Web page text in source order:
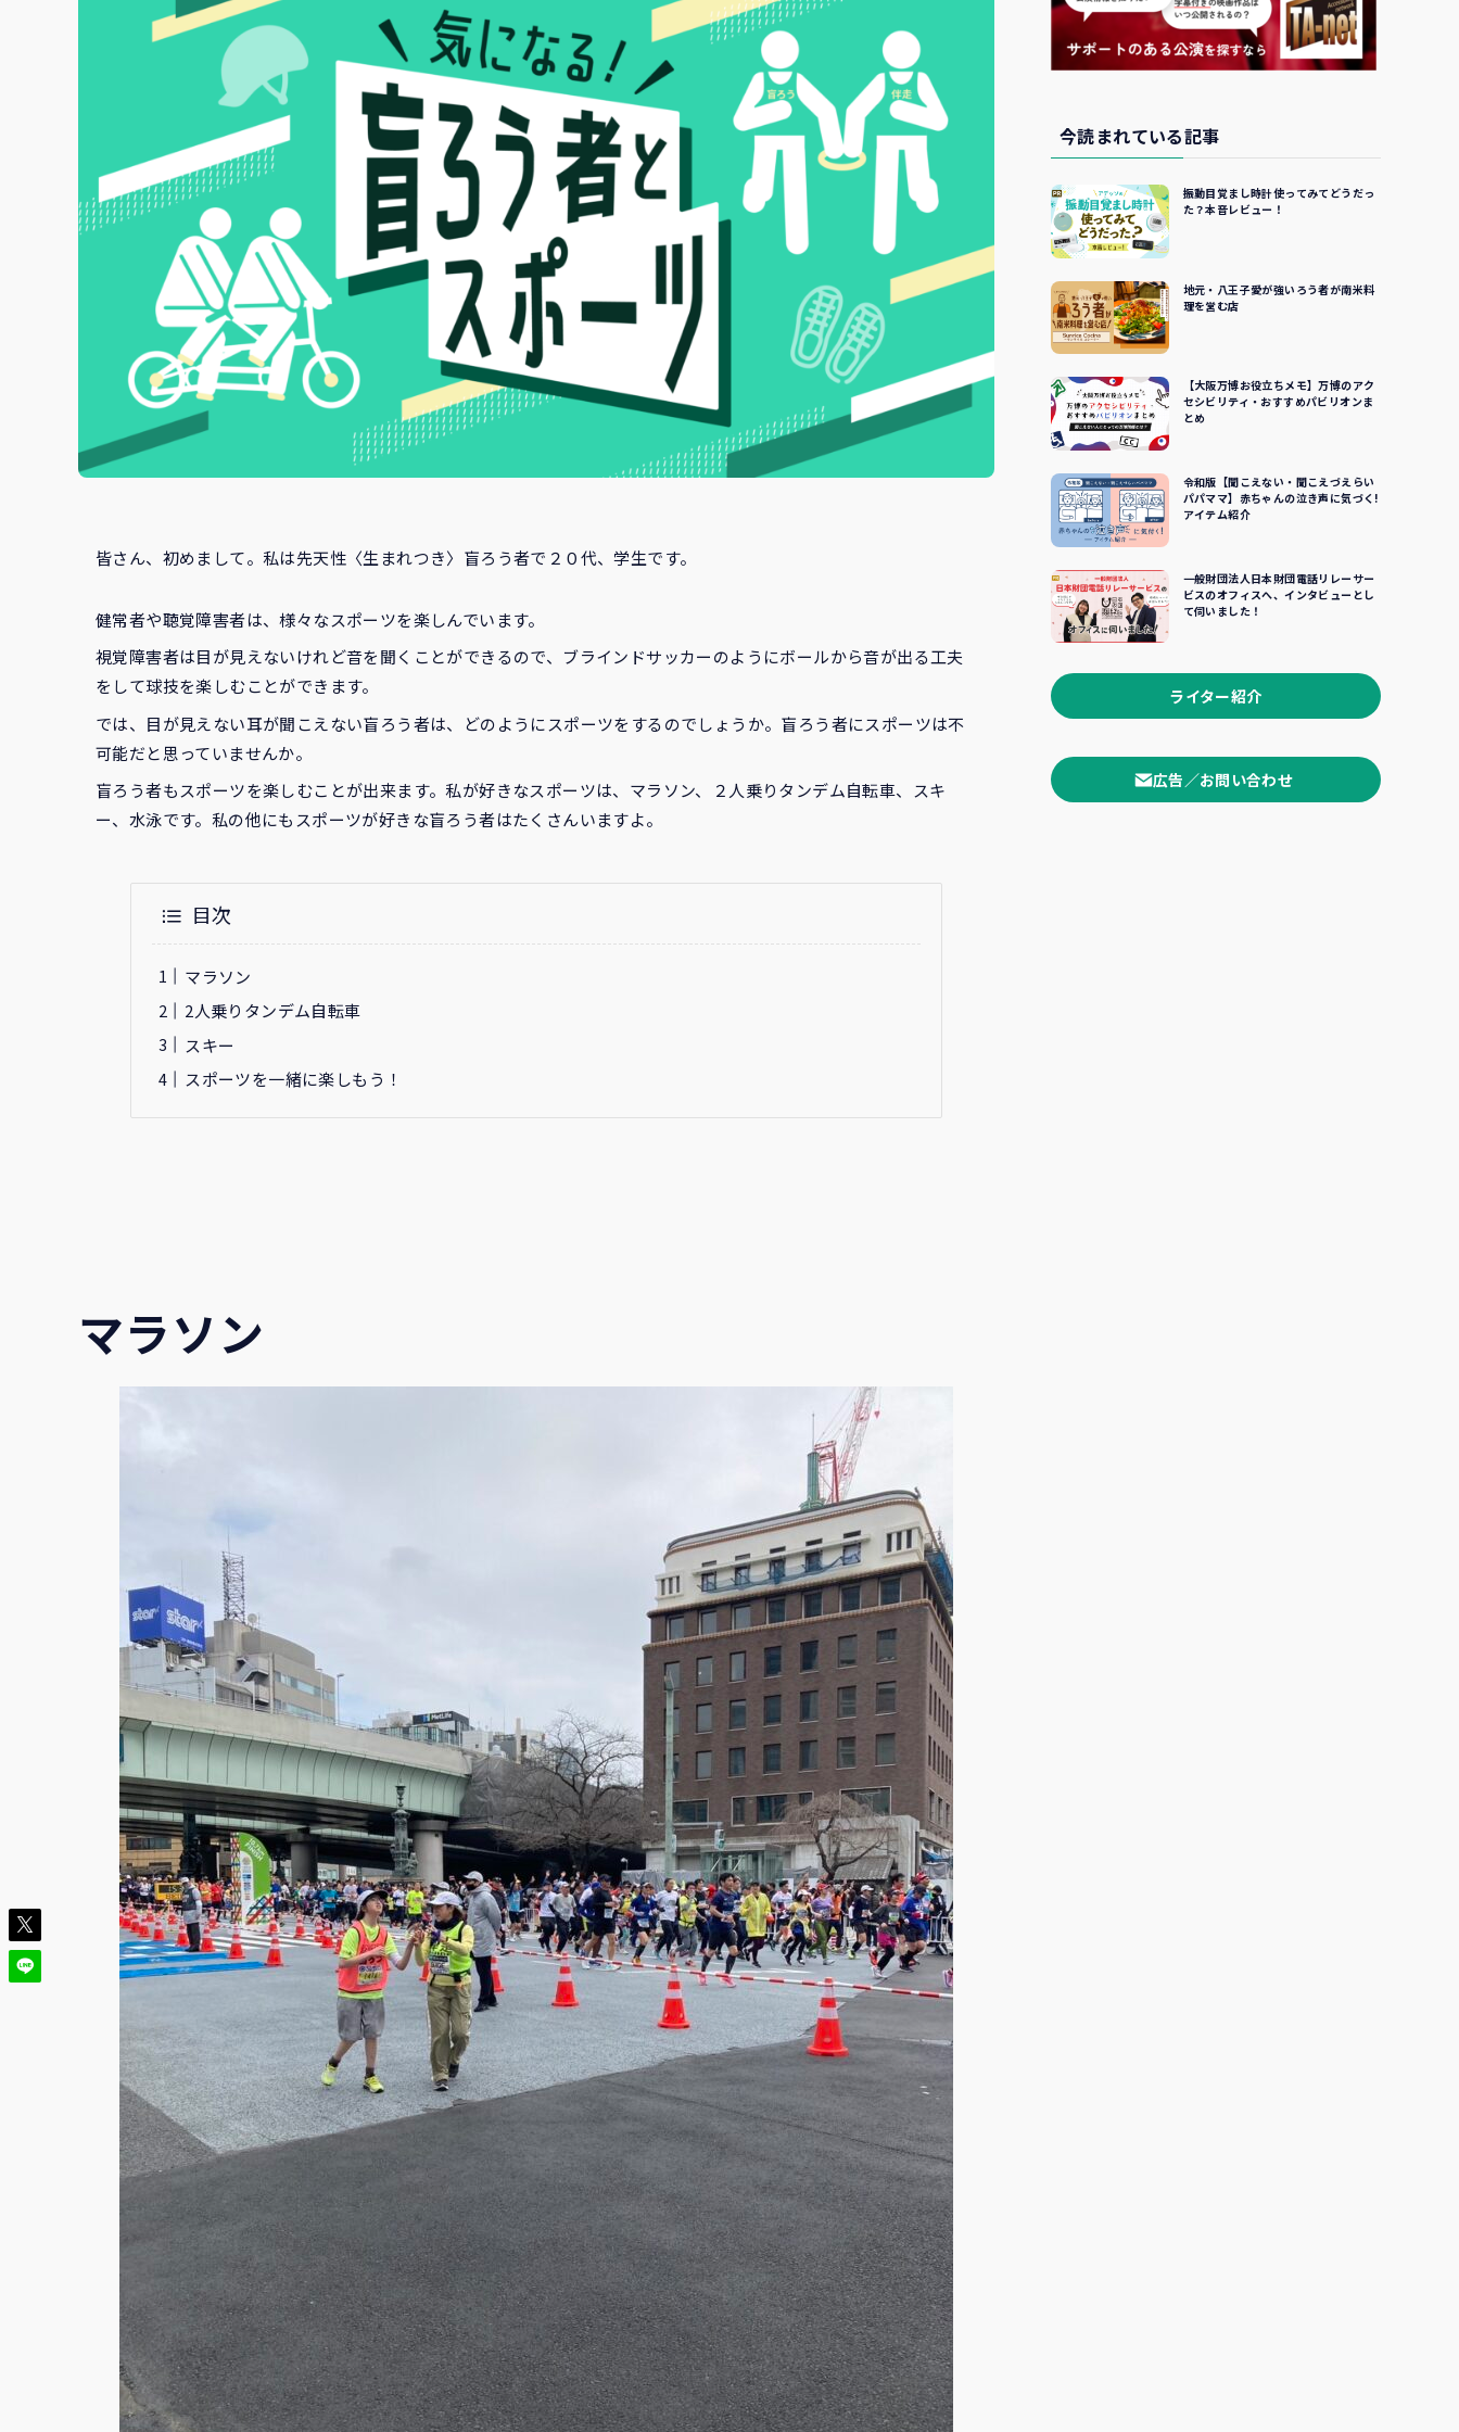
皆さん、初めまして。私は先天性〈生まれつき〉盲ろう者で２０代、学生です。
健常者や聴覚障害者は、様々なスポーツを楽しんでいます。
視覚障害者は目が見えないけれど音を聞くことができるので、ブラインドサッカーのようにボールから音が出る工夫
をして球技を楽しむことができます。
では、目が見えない耳が聞こえない盲ろう者は、どのようにスポーツをするのでしょうか。盲ろう者にスポーツは不
可能だと思っていませんか。
盲ろう者もスポーツを楽しむことが出来ます。私が好きなスポーツは、マラソン、２人乗りタンデム自転車、スキ
ー、水泳です。私の他にもスポーツが好きな盲ろう者はたくさんいますよ。
目次
マラソン
2人乗りタンデム自転車
スキー
スポーツを一緒に楽しもう！
マラソン
今読まれている記事
振動目覚まし時計使ってみてどうだっ
た？本音レビュー！
地元・八王子愛が強いろう者が南米料
理を営む店
【大阪万博お役立ちメモ】万博のアク
セシビリティ・おすすめパビリオンま
とめ
令和版【聞こえない・聞こえづえらい
パパママ】赤ちゃんの泣き声に気づく!
アイテム紹介
一般財団法人日本財団電話リレーサー
ビスのオフィスへ、インタビューとし
て伺いました！
ライター紹介
広告／お問い合わせ